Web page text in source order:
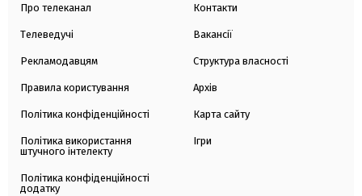
Про телеканал
Телеведучі
Рекламодавцям
Правила користування
Політика конфіденційності
Політика використання
штучного інтелекту
Політика конфіденційності
додатку
Контакти
Вакансії
Структура власності
Архів
Карта сайту
Ігри